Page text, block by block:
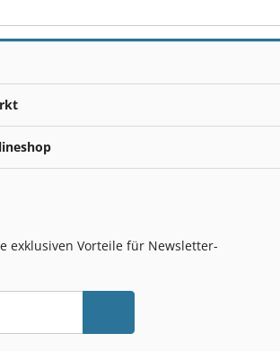
exklusiven Vorteile für Newsletter-